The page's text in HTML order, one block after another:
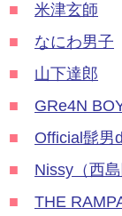
■
米津玄師
■
なにわ男子
■
山下達郎
■
GRe4N
■
Official髭男
■
Nissy（西島
■
THE